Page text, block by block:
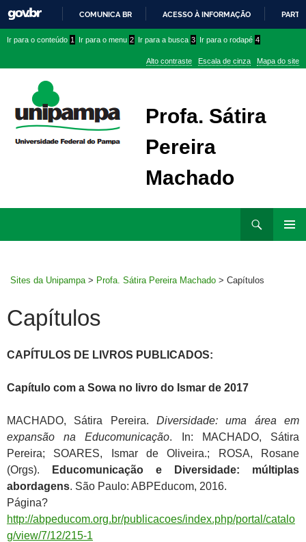
PARA
CONTEÚDO
COMUNICA BR ACESSO À INFORMAÇÃO
conteúdo
menu
superior
menu
Ir para o conteúdo 1 Ir para o menu 2 Ir para a busca 3 Ir para o rodapé 4
Alto contraste Escala de cinza Mapa do site
Profa. Sátira
Pereira
Machado
Sites da Unipampa > Profa. Sátira Pereira Machado > Capítulos
Capítulos
CAPÍTULOS DE LIVROS PUBLICADOS:
Capítulo com a Sowa no livro do Ismar de 2017
MACHADO, Sátira Pereira. Diversidade: uma área em
expansão na Educomunicação. In: MACHADO, Sátira
Pereira; SOARES, Ismar de Oliveira.; ROSA, Rosane
(Orgs).
Educomunicação e Diversidade: múltiplas
abordagens. São Paulo: ABPEducom, 2016.
Página?
http://abpeducom.org.br/publicacoes/index.php/portal/catalo
g/view/7/12/215-1